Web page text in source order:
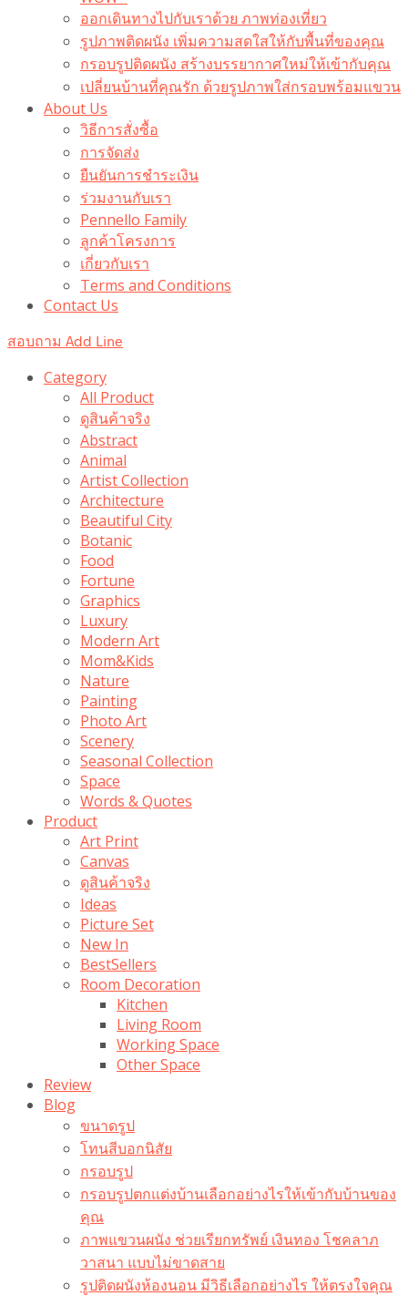
ออกเดินทางไปกับเราด้วย ภาพท่องเที่ยว
รูปภาพติดผนัง เพิ่มความสดใสให้กับพื้นที่ของคุณ
กรอบรูปติดผนัง สร้างบรรยากาศใหม่ให้เข้ากับคุณ
เปลี่ยนบ้านที่คุณรัก ด้วยรูปภาพใส่กรอบพร้อมแขวน​
About Us
วิธีการสั่งซื้อ
การจัดส่ง
ยืนยันการชำระเงิน
ร่วมงานกับเรา
Pennello Family
ลูกค้าโครงการ
เกี่ยวกับเรา
Terms and Conditions
Contact Us
สอบถาม Add Line
Category
All Product
ดูสินค้าจริง
Abstract
Animal
Artist Collection
Architecture
Beautiful City
Botanic
Food
Fortune
Graphics
Luxury
Modern Art
Mom&Kids
Nature
Painting
Photo Art
Scenery
Seasonal Collection
Space
Words & Quotes
Product
Art Print
Canvas
ดูสินค้าจริง
Ideas
Picture Set
New In
BestSellers
Room Decoration
Kitchen
Living Room
Working Space
Other Space
Review
Blog
ขนาดรูป
โทนสีบอกนิสัย
กรอบรูป
กรอบรูปตกแต่งบ้านเลือกอย่างไรให้เข้ากับบ้านของ
คุณ
ภาพแขวนผนัง ช่วยเรียกทรัพย์ เงินทอง โชคลาภ
วาสนา แบบไม่ขาดสาย
รูปติดผนังห้องนอน มีวิธีเลือกอย่างไร ให้ตรงใจคุณ